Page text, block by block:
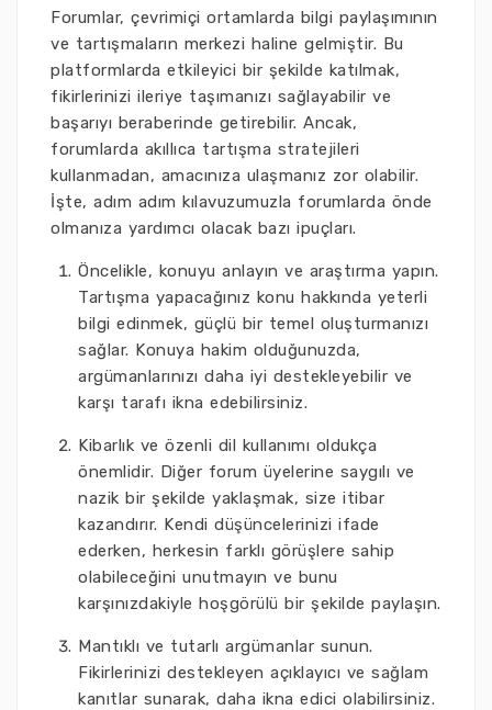
Forumlar, çevrimiçi ortamlarda bilgi paylaşımının
ve tartışmaların merkezi haline gelmiştir. Bu
platformlarda etkileyici bir şekilde katılmak,
fikirlerinizi ileriye taşımanızı sağlayabilir ve
başarıyı beraberinde getirebilir. Ancak,
forumlarda akıllıca tartışma stratejileri
kullanmadan, amacınıza ulaşmanız zor olabilir.
İşte, adım adım kılavuzumuzla forumlarda önde
olmanıza yardımcı olacak bazı ipuçları.
Öncelikle, konuyu anlayın ve araştırma yapın.
Tartışma yapacağınız konu hakkında yeterli
bilgi edinmek, güçlü bir temel oluşturmanızı
sağlar. Konuya hakim olduğunuzda,
argümanlarınızı daha iyi destekleyebilir ve
karşı tarafı ikna edebilirsiniz.
Kibarlık ve özenli dil kullanımı oldukça
önemlidir. Diğer forum üyelerine saygılı ve
nazik bir şekilde yaklaşmak, size itibar
kazandırır. Kendi düşüncelerinizi ifade
ederken, herkesin farklı görüşlere sahip
olabileceğini unutmayın ve bunu
karşınızdakiyle hoşgörülü bir şekilde paylaşın.
Mantıklı ve tutarlı argümanlar sunun.
Fikirlerinizi destekleyen açıklayıcı ve sağlam
kanıtlar sunarak, daha ikna edici olabilirsiniz.